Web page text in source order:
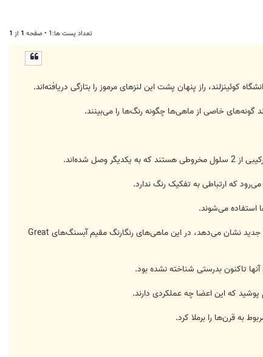
تعداد پست ها:1 • صفحه 1 از 1
کوئینزلند، راز پنهان پشت این لنزهای مرموز را بتازگی دریافته‌اند.
گونه‌های خاصی از ماهی‌ها چگونه رنگ‌ها را می‌بینند.
شده‌اند.
که ارتباطی به تفکیک رنگ ندارد.
استفاده می‌شوند.
عجیب است که این سلول‌ها به عنوان معمولی‌ترین دریافت‌کننده‌های نور در فعالیت‌های روزانه حیوانات عمل می‌کنند. تحقیقات جدید نشان می‌دهد، در این ماهی‌‌های رنگارنگ مقیم آبسنگ‌های Great
تاکنون بدرستی شناخته نشده بود.
که این اعضا چه عملکردی دارند.
به قرن‌ها را برملا کرد.